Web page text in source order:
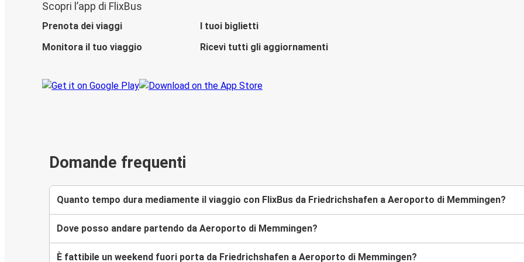
Scopri l’app di FlixBus
Prenota dei viaggi
I tuoi biglietti
Monitora il tuo viaggio
Ricevi tutti gli aggiornamenti
Domande frequenti
Quanto tempo dura mediamente il viaggio con FlixBus da Friedrichshafen a Aeroporto di Memmingen?
Dove posso andare partendo da Aeroporto di Memmingen?
È fattibile un weekend fuori porta da Friedrichshafen a Aeroporto di Memmingen?